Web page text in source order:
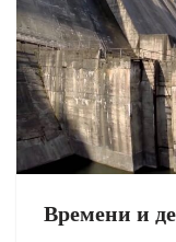
Времени и